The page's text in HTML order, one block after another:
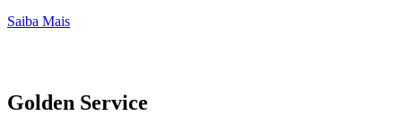
Saiba Mais
Golden Service